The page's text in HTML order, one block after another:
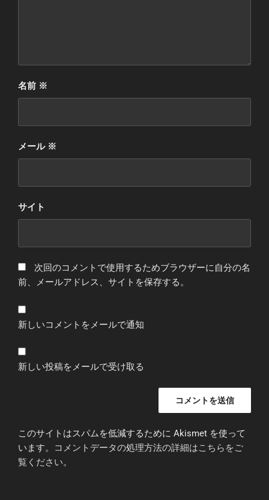
名前 ※
メール ※
サイト
次回のコメントで使用するためブラウザーに自分の名
前、メールアドレス、サイトを保存する。
新しいコメントをメールで通知
新しい投稿をメールで受け取る
このサイトはスパムを低減するために Akismet を使って
います。
コメントデータの処理方法の詳細はこちらをご
覧ください。